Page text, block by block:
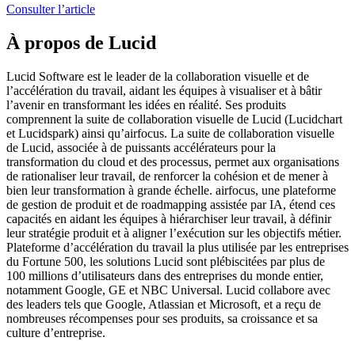
Consulter l’article
À propos de Lucid
Lucid Software est le leader de la collaboration visuelle et de
l’accélération du travail, aidant les équipes à visualiser et à bâtir
l’avenir en transformant les idées en réalité. Ses produits
comprennent la suite de collaboration visuelle de Lucid (Lucidchart
et Lucidspark) ainsi qu’airfocus. La suite de collaboration visuelle
de Lucid, associée à de puissants accélérateurs pour la
transformation du cloud et des processus, permet aux organisations
de rationaliser leur travail, de renforcer la cohésion et de mener à
bien leur transformation à grande échelle. airfocus, une plateforme
de gestion de produit et de roadmapping assistée par IA, étend ces
capacités en aidant les équipes à hiérarchiser leur travail, à définir
leur stratégie produit et à aligner l’exécution sur les objectifs métier.
Plateforme d’accélération du travail la plus utilisée par les entreprises
du Fortune 500, les solutions Lucid sont plébiscitées par plus de
100 millions d’utilisateurs dans des entreprises du monde entier,
notamment Google, GE et NBC Universal. Lucid collabore avec
des leaders tels que Google, Atlassian et Microsoft, et a reçu de
nombreuses récompenses pour ses produits, sa croissance et sa
culture d’entreprise.